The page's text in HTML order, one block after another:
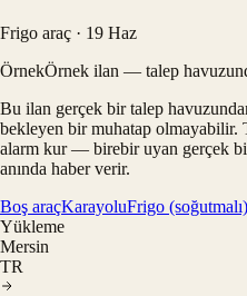
Frigo araç · 19 Haz
ÖrnekÖrnek ilan — talep
Bu ilan gerçek bir talep
bekleyen bir muhatap olmayabilir.
alarm kur — birebir uyan gerçek
anında haber verir.
Boş araçKarayoluFrigo (soğutmalı)
Yükleme
Mersin
TR